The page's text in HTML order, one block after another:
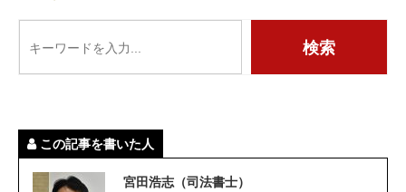
この記事を書いた人
宮田浩志（司法書士）